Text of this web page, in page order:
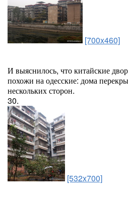
[700x460]
И выяснилось, что китайские
похожи на одесские: дома
нескольких сторон.
30.
[532x700]